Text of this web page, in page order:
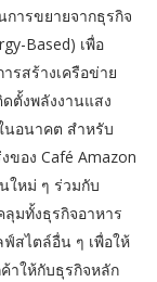
ารขยายจากธุรกิจ
Based) เพื่อ
รสร้างเครือข่าย
ตั้งพลังงานแสง
นอนาคต สำหรับ
ของ Café Amazon
ใหม่ ๆ ร่วมกับ
มทั้งธุรกิจอาหาร
สไตล์อื่น ๆ เพื่อให้
าให้กับธุรกิจหลัก